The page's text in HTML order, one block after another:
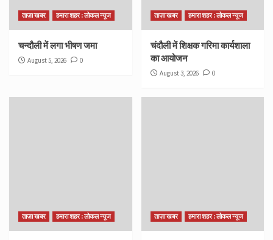
ताज़ा खबर हमारा शहर : लोकल न्यूज
चन्दौली में लगा भीषण जमा
August 5, 2026 0
ताज़ा खबर हमारा शहर : लोकल न्यूज
चंदौली में शिक्षक गरिमा कार्यशाला
का आयोजन
August 3, 2026 0
ताज़ा खबर हमारा शहर : लोकल न्यूज ताज़ा खबर हमारा शहर : लोकल न्यूज